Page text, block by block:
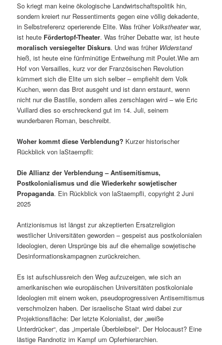
So kriegt man keine ökologische Landwirtschaftspolitik hin,
sondern kreiert nur Ressentiments gegen eine völlig dekadente,
in Selbstreferenz operierende Elite. Was früher Volkstheaterwar,
ist heute Fördertopf-Theater. Was früher Debatte war, ist heute
moralisch versiegelter Diskurs. Und was früher Widerstand
hieß, ist heute eine fünfminütige Entweihung mit Poulet.Wie am
Hof von Versailles, kurz vor der Französischen Revolution
kümmert sich die Elite um sich selber – empfiehlt dem Volk
Kuchen, wenn das Brot ausgeht und ist dann erstaunt, wenn
nicht nur die Bastille, sondern alles zerschlagen wird – wie Eric
Vuillard dies so erschreckend gut im 14. Juli, seinem
wunderbaren Roman, beschreibt.
Woher kommt diese Verblendung? Kurzer historischer
Rückblick von laStaempfli:
Die Allianz der Verblendung – Antisemitismus,
Postkolonialismus und die Wiederkehr sowjetischer
Propaganda. Ein Rückblick von laStaempfli, copyright 2 Juni
2025
Antizionismus ist längst zur akzeptierten Ersatzreligion
westlicher Universitäten geworden – gespeist aus postkolonialen
Ideologien, deren Ursprünge bis auf die ehemalige sowjetische
Desinformationskampagnen zurückreichen.
Es ist aufschlussreich den Weg aufzuzeigen, wie sich an
amerikanischen wie europäischen Universitäten postkoloniale
Ideologien mit einem woken, pseudoprogressiven Antisemitismus
verschmolzen haben. Der israelische Staat wird dabei zur
Projektionsfläche: Der letzte Kolonialist, der „weiße
Unterdrücker“, das „imperiale Überbleibsel“. Der Holocaust? Eine
lästige Randnotiz im Kampf um Opferhierarchien.